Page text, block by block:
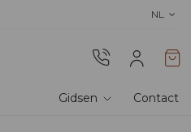
! Bestel stalen en
NL
Gidsen Contact